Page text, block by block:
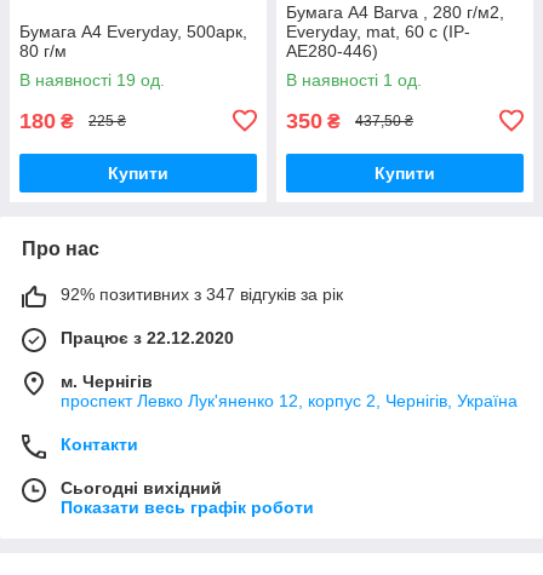
Бумага А4 Everyday, 500арк,
80 г/м
В наявності 19 од.
180 ₴ 225 ₴
Купити
Бумага А4 Barva , 280 г/м2,
Everyday, mat, 60 с (IP-
AE280-446)
В наявності 1 од.
350 ₴ 437,50 ₴
Купити
Про нас
92% позитивних з 347 відгуків за рік
Працює з 22.12.2020
м. Чернігів
проспект Левко Лук'яненко 12, корпус 2, Чернігів, Україна
Контакти
Сьогодні вихідний
Показати весь графік роботи